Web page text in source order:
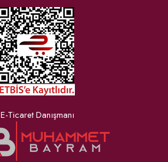
E-Ticaret Danışmanı